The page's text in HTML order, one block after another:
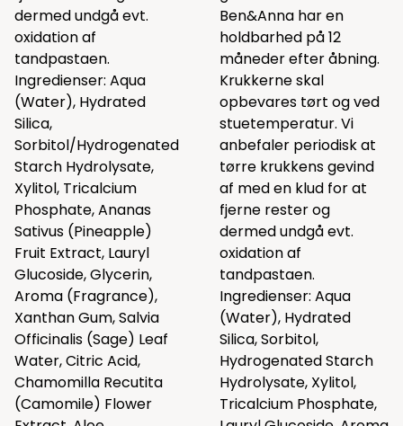
dermed undgå evt.
oxidation af
tandpastaen.
Ingredienser: Aqua
(Water), Hydrated
Silica,
Sorbitol/Hydrogenated
Starch Hydrolysate,
Xylitol, Tricalcium
Phosphate, Ananas
Sativus (Pineapple)
Fruit Extract, Lauryl
Glucoside, Glycerin,
Aroma (Fragrance),
Xanthan Gum, Salvia
Officinalis (Sage) Leaf
Water, Citric Acid,
Chamomilla Recutita
(Camomile) Flower
Ben&Anna har en
holdbarhed på 12
måneder efter åbning.
Krukkerne skal
opbevares tørt og ved
stuetemperatur. Vi
anbefaler periodisk at
tørre krukkens gevind
af med en klud for at
fjerne rester og
dermed undgå evt.
oxidation af
tandpastaen.
Ingredienser: Aqua
(Water), Hydrated
Silica, Sorbitol,
Hydrogenated Starch
Hydrolysate, Xylitol,
Tricalcium Phosphate,